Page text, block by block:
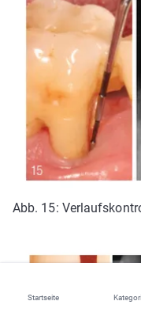
Startseite
Abb. 15: